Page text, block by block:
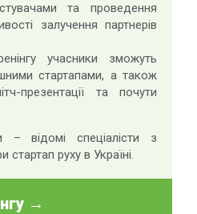
та проведення
залучення партнерів
учасники зможуть
стартапами, а також
презентації та почути
– відомі спеціалісти з
стартап руху в Україні.
→